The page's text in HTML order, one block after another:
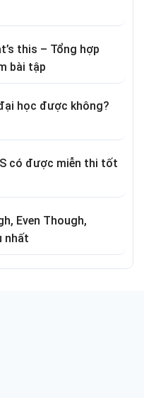
this – Tổng hợp
bài tập
học được không?
có được miễn thi tốt
Even Though,
nhất